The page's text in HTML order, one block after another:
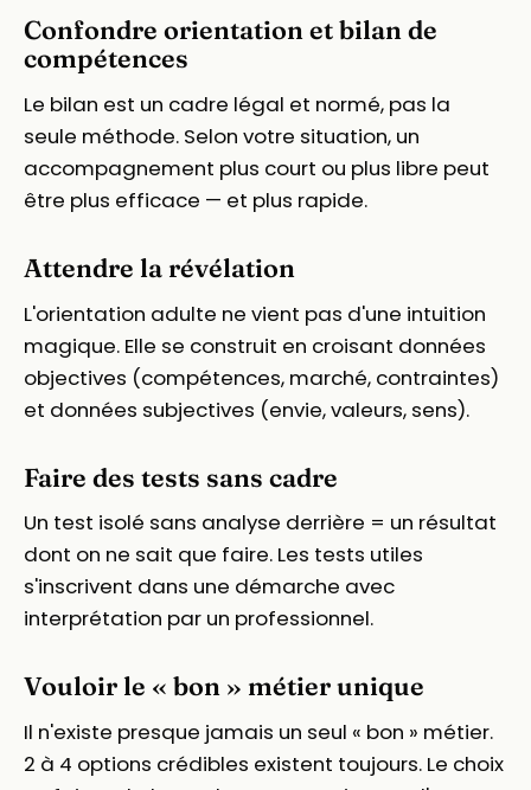
Confondre orientation et bilan de
compétences
Le bilan est un cadre légal et normé, pas la
seule méthode. Selon votre situation, un
accompagnement plus court ou plus libre peut
être plus efficace — et plus rapide.
Attendre la révélation
L'orientation adulte ne vient pas d'une intuition
magique. Elle se construit en croisant données
objectives (compétences, marché, contraintes)
et données subjectives (envie, valeurs, sens).
Faire des tests sans cadre
Un test isolé sans analyse derrière = un résultat
dont on ne sait que faire. Les tests utiles
s'inscrivent dans une démarche avec
interprétation par un professionnel.
Vouloir le « bon » métier unique
Il n'existe presque jamais un seul « bon » métier.
2 à 4 options crédibles existent toujours. Le choix